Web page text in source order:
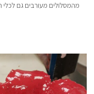
מהמסלולים מעורבים גם לכלי
ק"מ נקודת התחלה וסיום:
בארי ויער שוקדה (המסלול
אזור הטיול: המסלול עובר
משולט בשטח באמצעות עמודי
אופניים במרכזו. תקציר